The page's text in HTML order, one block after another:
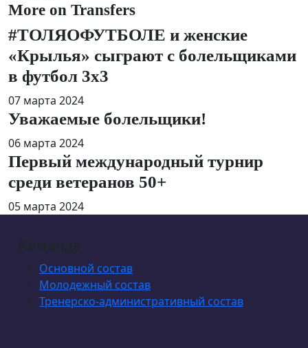
More on Transfers
#ТОЛЯОФУТБОЛЕ и женские
«Крылья» сыграют с болельщиками
в футбол 3х3
07 марта 2024
Уважаемые болельщики!
06 марта 2024
Первый международный турнир
среди ветеранов 50+
05 марта 2024
Команда
Основной состав
Молодежный состав
Тренерско-административный состав